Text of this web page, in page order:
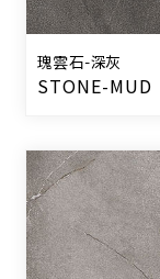
瑰雲石-深灰
STONE-MUD